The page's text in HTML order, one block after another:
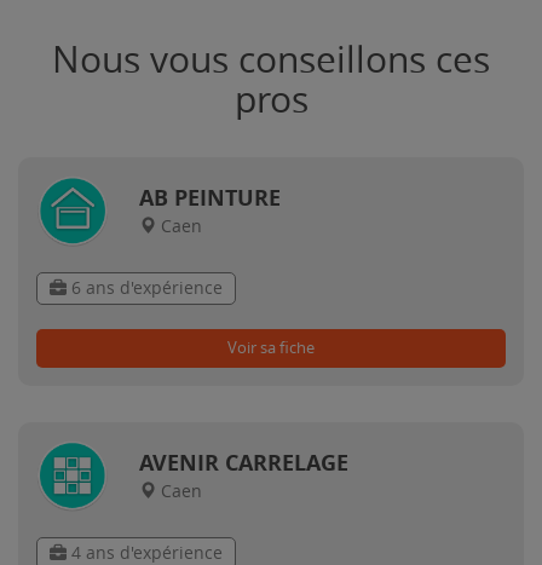
Nous vous conseillons ces
pros
AB PEINTURE
Caen
6 ans d'expérience
Voir sa fiche
AVENIR CARRELAGE
Caen
4 ans d'expérience